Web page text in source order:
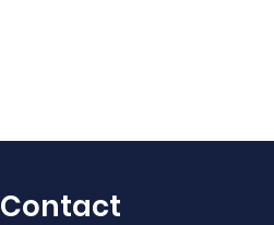
Contact